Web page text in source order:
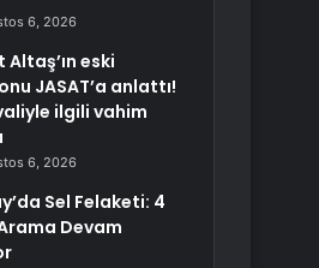
6, 2026
Altaş’ın eski
JASAT’a anlattı!
ilgili vahim
6, 2026
Sel Felaketi: 4
Devam